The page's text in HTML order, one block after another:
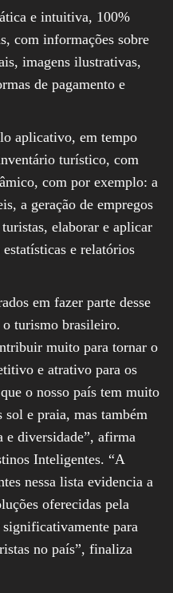
e intuitiva, 100%
com informações sobre
imagens ilustrativas,
de pagamento e
aplicativo, em tempo
turístico, com
com por exemplo: a
a geração de empregos
elaborar e aplicar
estatísticas e relatórios
em fazer parte desse
turismo brasileiro.
muito para tornar o
e atrativo para os
o nosso país tem muito
sol e praia, mas também
e diversidade”, afirma
Inteligentes. “A
nessa lista evidencia a
oferecidas pela
para
no país”, finaliza